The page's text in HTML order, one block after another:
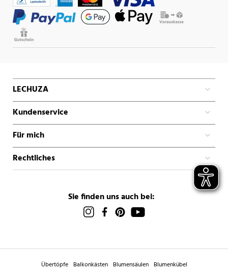
LECHUZA
Kundenservice
Für mich
Rechtliches
Sie finden uns auch bei:
Übertöpfe Balkonkästen Blumensäulen Blumenkübel